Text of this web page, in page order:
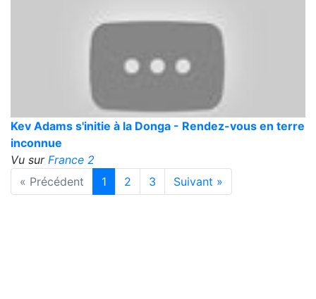
Kev Adams s'initie à la Donga - Rendez-vous en terre
inconnue
Vu sur France 2
« Précédent
1 2 3 Suivant »